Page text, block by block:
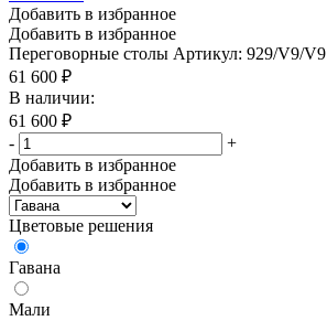
Добавить в избранное
Добавить в избранное
Переговорные столы Артикул: 929/V9/V9
61 600 ₽
В наличии:
61 600 ₽
-
+
Добавить в избранное
Добавить в избранное
Цветовые решения
Гавана
Мали